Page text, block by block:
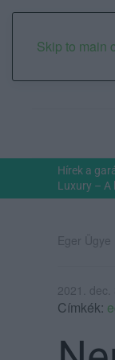
Skip to main
2026.
Hírek a
Luxury – A
Eger Ügye
2021.
Címkék: